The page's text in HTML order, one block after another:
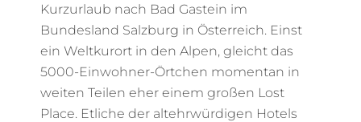
Kurzurlaub nach Bad Gastein im
Bundesland Salzburg in Österreich. Einst
ein Weltkurort in den Alpen, gleicht das
5000-Einwohner-Örtchen momentan in
weiten Teilen eher einem großen Lost
Place. Etliche der altehrwürdigen Hotels